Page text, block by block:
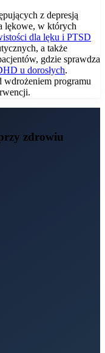
z depresją
lękowe, w których
dla lęku i PTSD
a także
gdzie sprawdza
u dorosłych.
wdrożeniem programu
zdrowiu